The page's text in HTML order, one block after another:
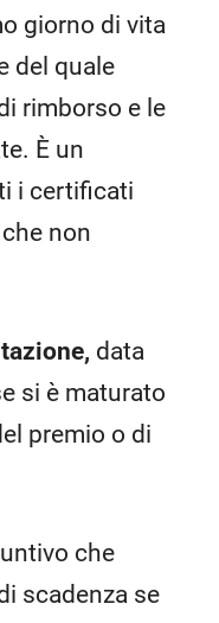
giorno di vita
del quale
rimborso e le
È un
i certificati
che non
data
si è maturato
premio o di
che
scadenza se